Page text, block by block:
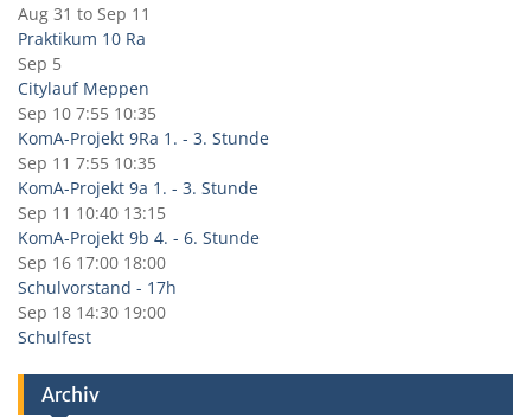
Aug 31 to Sep 11
Praktikum 10 Ra
Sep 5
Citylauf Meppen
Sep 10 7:55 10:35
KomA-Projekt 9Ra 1. - 3. Stunde
Sep 11 7:55 10:35
KomA-Projekt 9a 1. - 3. Stunde
Sep 11 10:40 13:15
KomA-Projekt 9b 4. - 6. Stunde
Sep 16 17:00 18:00
Schulvorstand - 17h
Sep 18 14:30 19:00
Schulfest
Archiv